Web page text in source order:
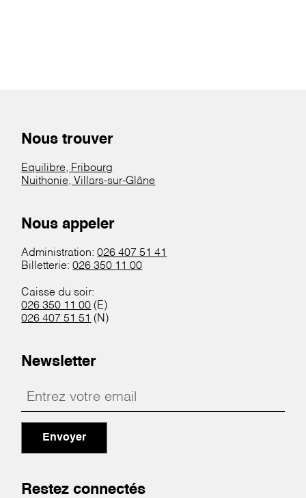
Nous trouver
Equilibre, Fribourg
Nuithonie, Villars-sur-Glâne
Nous appeler
Administration:026 407 51 41
Billetterie:026 350 11 00
Caisse du soir:
026 350 11 00 (E)
026 407 51 51 (N)
Newsletter
Envoyer
Restez connectés